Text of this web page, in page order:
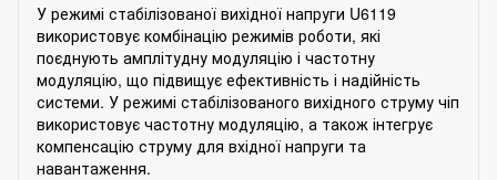
У режимі стабілізованої вихідної напруги U6119
використовує комбінацію режимів роботи, які
поєднують амплітудну модуляцію і частотну
модуляцію, що підвищує ефективність і надійність
системи. У режимі стабілізованого вихідного струму чіп
використовує частотну модуляцію, а також інтегрує
компенсацію струму для вхідної напруги та
навантаження.